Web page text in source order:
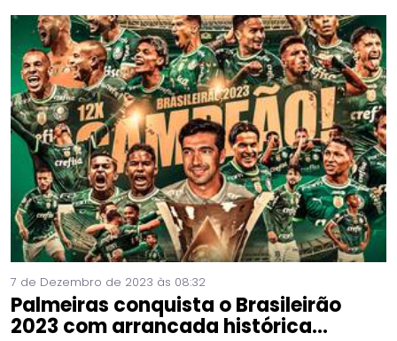
7 de Dezembro de 2023 às 08:32
Palmeiras conquista o Brasileirão
2023 com arrancada histórica...